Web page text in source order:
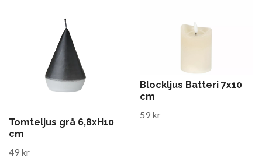
Tomteljus grå 6,8xH10
cm
49 kr
Blockljus Batteri 7x10
cm
59 kr